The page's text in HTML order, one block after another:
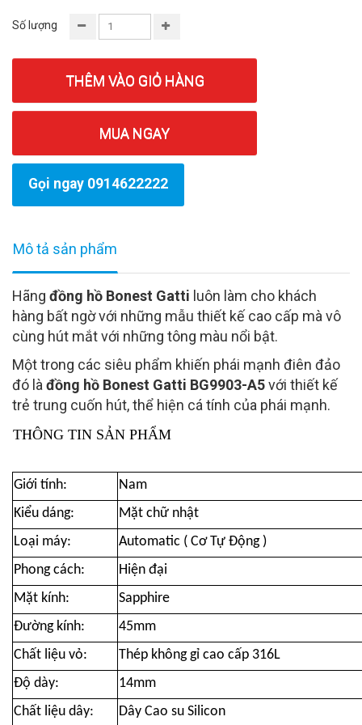
Số lượng
THÊM VÀO GIỎ HÀNG
MUA NGAY
Gọi ngay 0914622222
Mô tả sản phẩm
Hãng đồng hồ Bonest Gatti luôn làm cho khách
hàng bất ngờ với những mẫu thiết kế cao cấp mà vô
cùng hút mắt với những tông màu nổi bật.
Một trong các siêu phẩm khiến phái mạnh điên đảo
đó là đồng hồ Bonest Gatti BG9903-A5với thiết kế
trẻ trung cuốn hút, thể hiện cá tính của phái mạnh.
THÔNG TIN SẢN PHẨM
Giới tính:
Nam
Kiểu dáng:
Mặt chữ nhật
Loại máy:
Automatic ( Cơ Tự Động )
Phong cách:
Hiện đại
Mặt kính:
Sapphire
Đường kính:
45mm
Chất liệu vỏ:
Thép không gỉ cao cấp 316L
Độ dày:
14mm
Chất liệu dây:
Dây Cao su Silicon